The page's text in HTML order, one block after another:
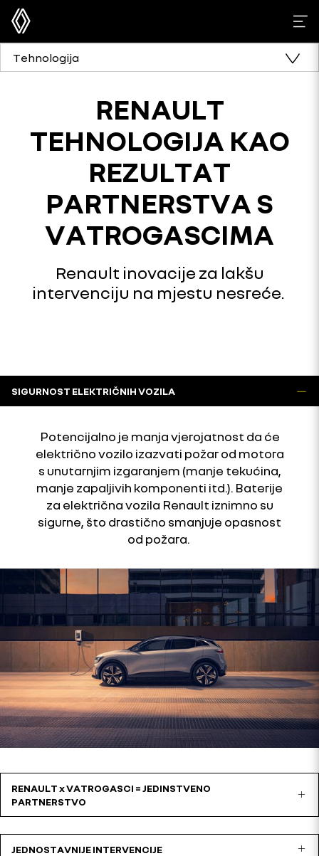
Tehnologija
RENAULT
TEHNOLOGIJA KAO
REZULTAT
PARTNERSTVA S
VATROGASCIMA
Renault inovacije za lakšu
intervenciju na mjestu nesreće.
SIGURNOST ELEKTRIČNIH VOZILA
Potencijalno je manja vjerojatnost da će
električno vozilo izazvati požar od motora
s unutarnjim izgaranjem (manje tekućina,
manje zapaljivih komponenti itd.). Baterije
za električna vozila Renault iznimno su
sigurne, što drastično smanjuje opasnost
od požara.
RENAULT x VATROGASCI = JEDINSTVENO
PARTNERSTVO
JEDNOSTAVNIJE INTERVENCIJE